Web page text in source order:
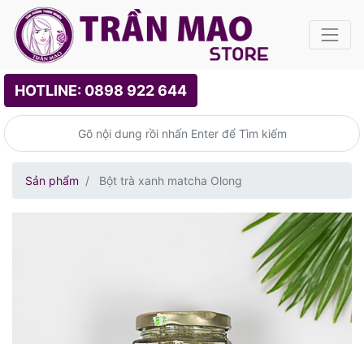
HOTLINE: 0898 922 644
Sản phẩm Bột trà xanh matcha Olong